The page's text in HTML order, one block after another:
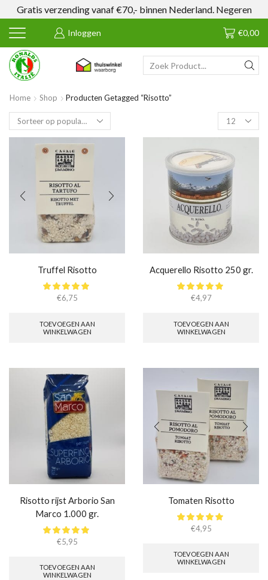
Gratis verzending vanaf €70,- binnen Nederland. Negeren
Inloggen €0,00
SEARCH
Home Shop
Producten Getagged “Risotto”
Products
per
page
Truffel Risotto
€6,75
TOEVOEGEN AAN
WINKELWAGEN
Acquerello Risotto 250 gr.
€4,97
TOEVOEGEN AAN
WINKELWAGEN
Risotto rijst Arborio San
Marco 1.000 gr.
€5,95
TOEVOEGEN AAN
WINKELWAGEN
Tomaten Risotto
€4,95
TOEVOEGEN AAN
WINKELWAGEN